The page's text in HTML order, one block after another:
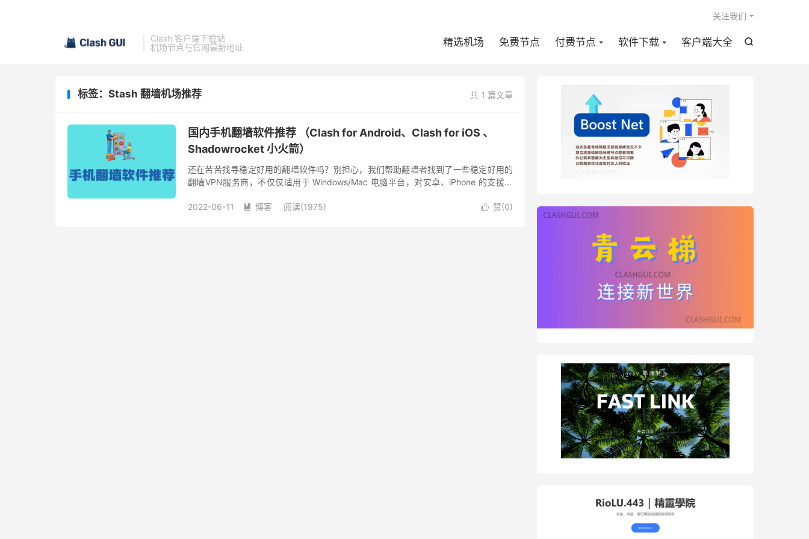
Clash 客户端下载站
机场节点与官网最新地址

精选机场 免费节点 付费节点 软件下载 客户端大全
关注我们
共 1 篇文章
标签：Stash 翻墙机场推荐
国内手机翻墙软件推荐 （Clash for Android、Clash for iOS 、
Shadowrocket 小火箭）
还在苦苦找寻稳定好用的翻墙软件吗？别担心，我们帮助翻墙者找到了一些稳定好用的
翻墙VPN服务商，不仅仅适用于 Windows/Mac 电脑平台，对安卓、iPhone 的支援程
 赞(0)
2022-06-11  博客 阅读(1975)